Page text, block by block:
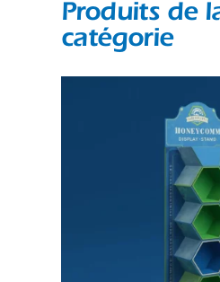
Produits de
catégorie